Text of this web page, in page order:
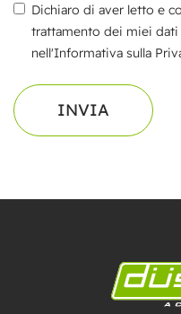
Dichiaro di aver letto e
trattamento dei miei
nell'Informativa sulla